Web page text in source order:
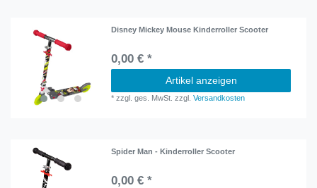
Disney Mickey Mouse Kinderroller Scooter
0,00 € *
Artikel anzeigen
*zzgl. ges. MwSt. zzgl.Versandkosten
Spider Man - Kinderroller Scooter
0,00 € *